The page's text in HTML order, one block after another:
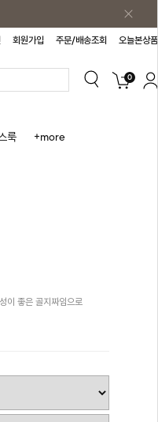
회원가입 주문/배송조회 오늘본상품
0
룩 +more
이 좋은 골지짜임으로